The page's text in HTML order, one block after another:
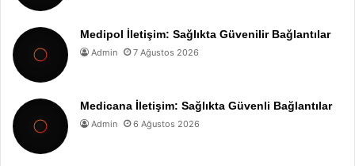
Medipol İletişim: Sağlıkta Güvenilir Bağlantılar
Admin 7 Ağustos 2026
Medicana İletişim: Sağlıkta Güvenli Bağlantılar
Admin 6 Ağustos 2026